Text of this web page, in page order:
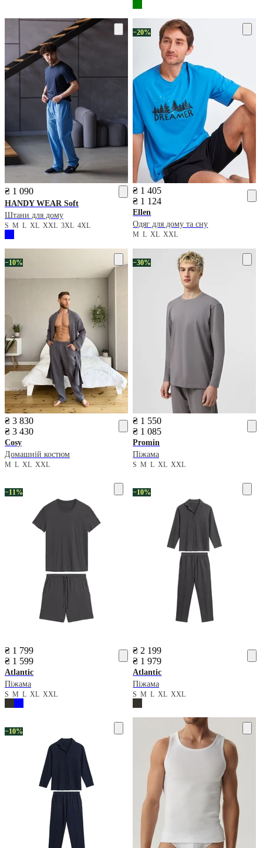
₴ 1 090
HANDY WEAR Soft
Штани для дому
S M L XL XXL 3XL 4XL
−20%
₴ 1 405
₴ 1 124
Ellen
Одяг для дому та сну
MLXLXXL
−10%
₴ 3 830
₴ 3 430
Cosy
Домашній костюм
M L XL XXL
−30%
₴ 1 550
₴ 1 085
Promin
Піжама
SMLXLXXL
−11%
₴ 1 799
₴ 1 599
Atlantic
Піжама
S M L XL XXL
−10%
₴ 2 199
₴ 1 979
Atlantic
Піжама
SMLXLXXL
−10%